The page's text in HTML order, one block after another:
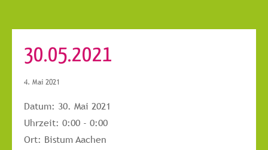
30.05.2021
4. Mai 2021
Datum: 30. Mai 2021
Uhrzeit: 0:00 - 0:00
Ort: Bistum Aachen